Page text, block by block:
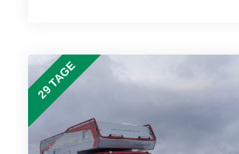
29 TAGE